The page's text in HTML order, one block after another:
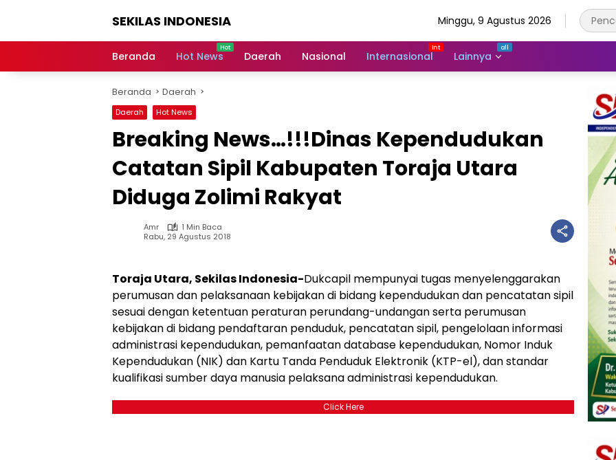
SEKILAS INDONESIA
Terkini,
Latest
World,
Headlines,
News
Minggu, 9 Agustus 2026
Beranda Hot News Daerah Nasional Internasional Lainnya
Beranda Daerah
Daerah Hot News
Breaking News…!!!Dinas Kependudukan
Catatan Sipil Kabupaten Toraja Utara
Diduga Zolimi Rakyat
Amr
1 Min Baca
Rabu, 29 Agustus 2018
Toraja Utara, Sekilas Indonesia-Dukcapil mempunyai tugas menyelenggarakan
perumusan dan pelaksanaan kebijakan di bidang kependudukan dan pencatatan sipil
sesuai dengan ketentuan peraturan perundang-undangan serta perumusan
kebijakan di bidang pendaftaran penduduk, pencatatan sipil, pengelolaan informasi
administrasi kependudukan, pemanfaatan database kependudukan, Nomor Induk
Kependudukan (NIK) dan Kartu Tanda Penduduk Elektronik (KTP-el), dan standar
kualifikasi sumber daya manusia pelaksana administrasi kependudukan.
Click Here